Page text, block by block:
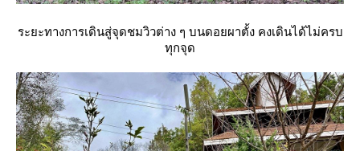
ระยะทางการเดินสู่จุดชมวิวต่าง ๆ บนดอยผาตั้ง คงเดินได้ไม่ครบ
ทุกจุด